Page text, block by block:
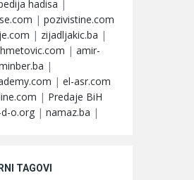
hadisa |
| pozivistine.com
| zijadljakic.ba |
| amir-
|
| el-asr.com
| Predaje BiH
o.org | namaz.ba |
TAGOVI